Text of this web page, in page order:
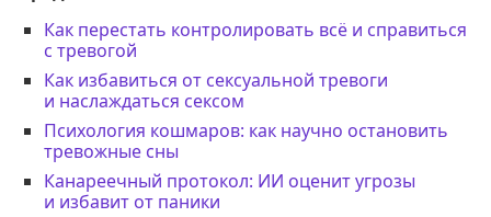
Как перестать контролировать всё и справиться
с тревогой
Как избавиться от сексуальной тревоги
и наслаждаться сексом
Психология кошмаров: как научно остановить
тревожные сны
Канареечный протокол: ИИ оценит угрозы
и избавит от паники